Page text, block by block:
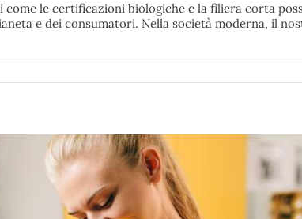
le certificazioni biologiche e la filiera corta
e dei consumatori. Nella società moderna, il